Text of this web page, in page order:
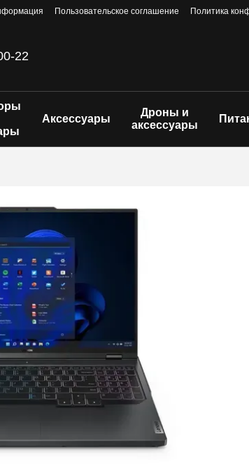
Пользовательское соглашение Политика
22
Аксессуары
Дроны и
аксессуары